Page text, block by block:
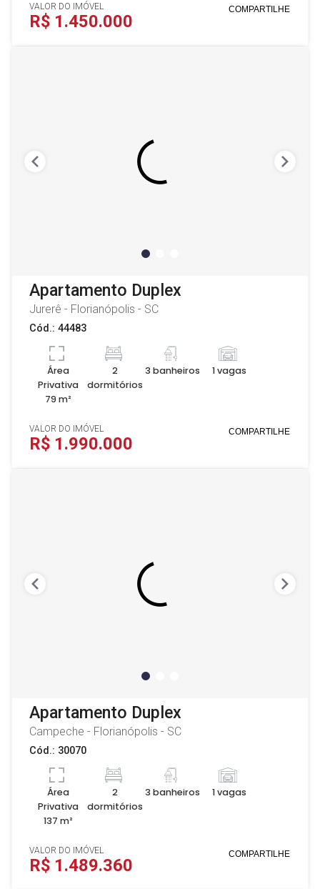
VALOR DO IMÓVEL
R$ 1.450.000
COMPARTILHE
Apartamento Duplex
Jurerê - Florianópolis - SC
Cód.: 44483
Área
Privativa
79 m²
2
dormitórios
3 banheiros 1 vagas
VALOR DO IMÓVEL
R$ 1.990.000
COMPARTILHE
Apartamento Duplex
Campeche - Florianópolis - SC
Cód.: 30070
Área
Privativa
137 m²
2
dormitórios
3 banheiros 1 vagas
VALOR DO IMÓVEL
R$ 1.489.360
COMPARTILHE